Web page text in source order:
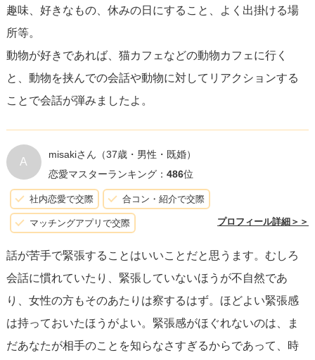
趣味、好きなもの、休みの日にすること、よく出掛ける場
所等。
動物が好きであれば、猫カフェなどの動物カフェに行く
と、動物を挟んでの会話や動物に対してリアクションする
ことで会話が弾みましたよ。
A
misakiさん （37歳・男性・既婚）
恋愛マスターランキング： 486位
社内恋愛で交際 合コン・紹介で交際
マッチングアプリで交際 プロフィール詳細＞＞
話が苦手で緊張することはいいことだと思うます。むしろ
会話に慣れていたり、緊張していないほうが不自然であ
り、女性の方もそのあたりは察するはず。ほどよい緊張感
は持っておいたほうがよい。緊張感がほぐれないのは、ま
だあなたが相手のことを知らなさすぎるからであって、時